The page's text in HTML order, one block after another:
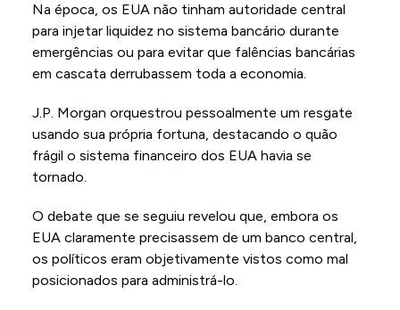
Na época, os EUA não tinham autoridade central
para injetar liquidez no sistema bancário durante
emergências ou para evitar que falências bancárias
em cascata derrubassem toda a economia.
J.P. Morgan orquestrou pessoalmente um resgate
usando sua própria fortuna, destacando o quão
frágil o sistema financeiro dos EUA havia se
tornado.
O debate que se seguiu revelou que, embora os
EUA claramente precisassem de um banco central,
os políticos eram objetivamente vistos como mal
posicionados para administrá-lo.